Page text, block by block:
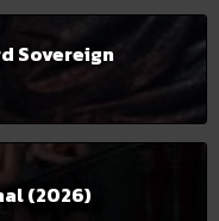
Sovereign
(2026)